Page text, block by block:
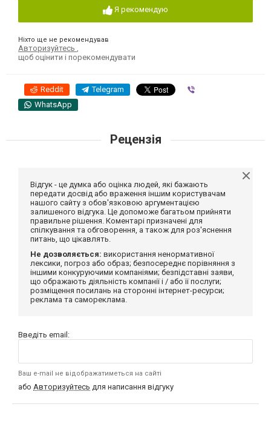
Я рекомендую
Ніхто ще не рекомендував
Авторизуйтесь
щоб оцінити і порекомендувати
Reddit Telegram
WhatsApp
Рецензія
Відгук - це думка або оцінка людей, які бажають
передати досвід або враження іншим користувачам
нашого сайту з обов'язковою аргументацією
залишеного відгука. Це допоможе багатьом прийняти
правильне рішення. Коментарі призначені для
спілкування та обговорення, а також для роз'яснення
питань, що цікавлять.
Не дозволяється: використання ненормативної
лексики, погроз або образ; безпосереднє порівняння з
іншими конкуруючими компаніями; безпідставні заяви,
що ображають діяльність компанії і / або її послуги;
розміщення посилань на сторонні інтернет-ресурси;
реклама та самореклама.
Введіть email:
Ваш e-mail не відображатиметься на сайті
або Авторизуйтесь для написання відгуку